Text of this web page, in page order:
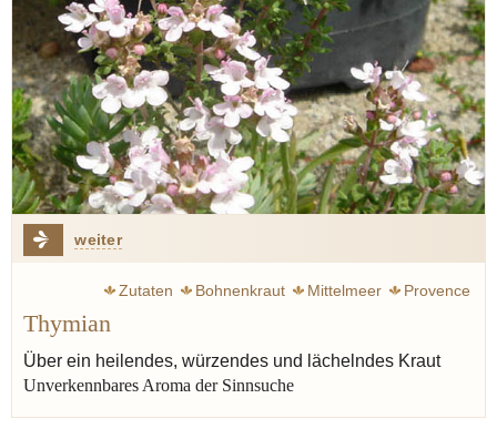
weiter
Zutaten Bohnenkraut Mittelmeer
Provence
Thymian
Über ein heilendes, würzendes und lächelndes Kraut
Unverkennbares Aroma der Sinnsuche